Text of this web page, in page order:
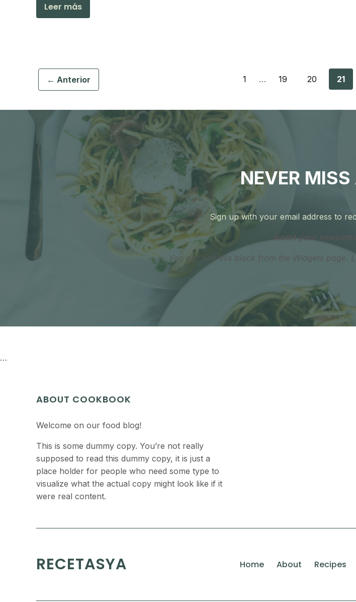
Leer más
← Anterior 1 … 19 20 21
NEVER MISS
Sign up with your email address to
Insert your
You can edit this block from the Widgets page.
…
ABOUT COOKBOOK
Welcome on our food blog!
This is some dummy copy. You’re not really
supposed to read this dummy copy, it is just a
place holder for people who need some type to
visualize what the actual copy might look like if it
were real content.
RECETASYA Home About Recipes